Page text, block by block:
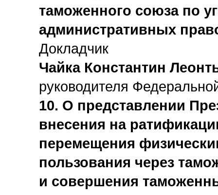
таможенного союза по
административных
Докладчик
Чайка Константин
руководителя
10. О представлении
внесения на
перемещения
пользования через
и совершения